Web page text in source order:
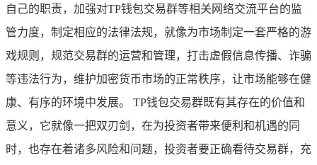
自己的职责，加强对TP钱包交易群等相关网络交流平台的监
管力度，制定相应的法律法规，就像为市场制定一套严格的游
戏规则，规范交易群的运营和管理，打击虚假信息传播、诈骗
等违法行为，维护加密货币市场的正常秩序，让市场能够在健
康、有序的环境中发展。 TP钱包交易群既有其存在的价值和
意义，它就像一把双刃剑，在为投资者带来便利和机遇的同
时，也存在着诸多风险和问题，投资者要正确看待交易群，充